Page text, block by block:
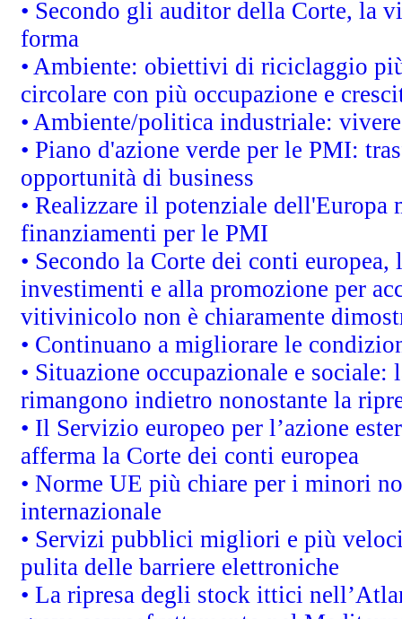
• Secondo gli auditor della Corte, la
forma
• Ambiente: obiettivi di riciclaggio
circolare con più occupazione e
• Ambiente/politica industriale:
• Piano d'azione verde per le PMI:
opportunità di business
• Realizzare il potenziale
finanziamenti per le PMI
• Secondo la Corte dei conti
investimenti e alla promozione per
vitivinicolo non è chiaramente
• Continuano a migliorare le
• Situazione occupazionale e
rimangono indietro nonostante la
• Il Servizio europeo per l’azione
afferma la Corte dei conti europea
• Norme UE più chiare per i minori
internazionale
• Servizi pubblici migliori e più
pulita delle barriere elettroniche
• La ripresa degli stock ittici